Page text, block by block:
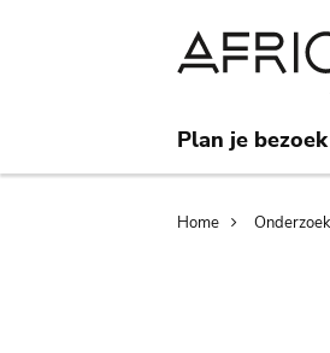
Plan je bezoek
Home Onderzoek